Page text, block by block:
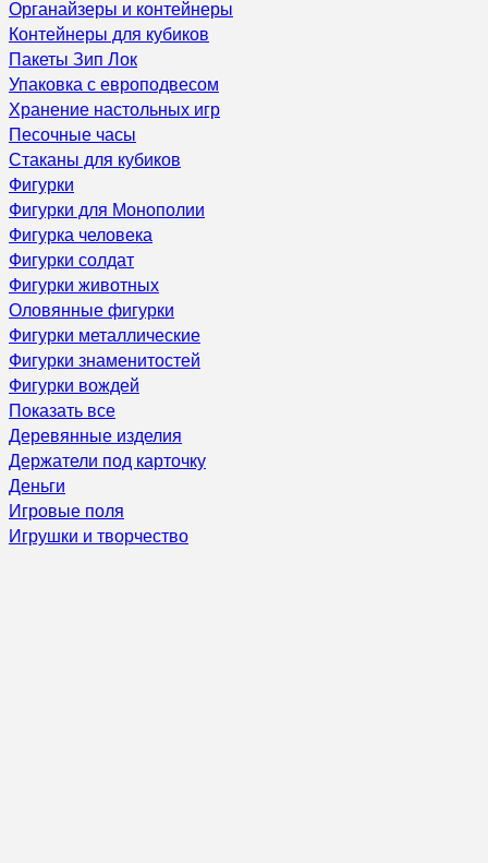
Органайзеры и контейнеры
Контейнеры для кубиков
Пакеты Зип Лок
Упаковка с европодвесом
Хранение настольных игр
Песочные часы
Стаканы для кубиков
Фигурки
Фигурки для Монополии
Фигурка человека
Фигурки солдат
Фигурки животных
Оловянные фигурки
Фигурки металлические
Фигурки знаменитостей
Фигурки вождей
Показать все
Деревянные изделия
Держатели под карточку
Деньги
Игровые поля
Игрушки и творчество